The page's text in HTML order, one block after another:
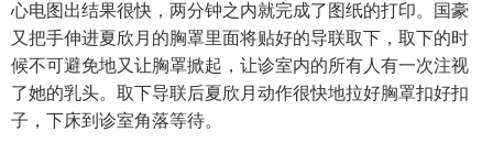
心电图出结果很快，两分钟之内就完成了图纸的打印。国豪
又把手伸进夏欣月的胸罩里面将贴好的导联取下，取下的时
候不可避免地又让胸罩掀起，让诊室内的所有人有一次注视
了她的乳头。取下导联后夏欣月动作很快地拉好胸罩扣好扣
子，下床到诊室角落等待。